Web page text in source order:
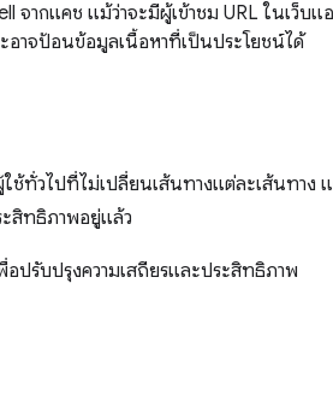
ากแคช แม้ว่าจะมีผู้เข้าชม URL ในเว็บแ
อาจป้อนข้อมูลเนื้อหาที่เป็นประโยชน์ได้
ทั่วไปที่ไม่เปลี่ยนเส้นทางแต่ละเส้นทาง
สิทธิภาพอยู่แล้ว
ปรับปรุงความเสถียรและประสิทธิภาพ